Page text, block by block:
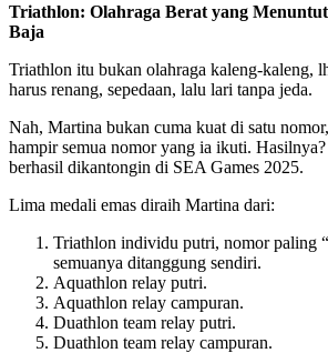
Triathlon: Olahraga Berat yang
Baja
Triathlon itu bukan olahraga kaleng-kaleng,
harus renang, sepedaan, lalu lari tanpa jeda.
Nah, Martina bukan cuma kuat di satu
hampir semua nomor yang ia ikuti.
berhasil dikantongin di SEA Games 2025.
Lima medali emas diraih Martina dari:
Triathlon individu putri, nomor paling
semuanya ditanggung sendiri.
Aquathlon relay putri.
Aquathlon relay campuran.
Duathlon team relay putri.
Duathlon team relay campuran.